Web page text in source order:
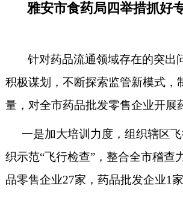
雅安市食药局四举措抓好
针对药品流通领域存在的突出
积极谋划，不断探索监管新模式，
量，对全市药品批发零售企业开展
一是加大培训力度，组织辖区
织示范“飞行检查”，整合全市稽查
品零售企业27家，药品批发企业1